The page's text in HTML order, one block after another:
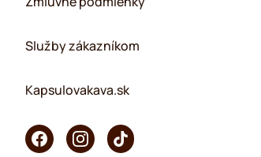
Služby zákazníkom
Kapsulovakava.sk